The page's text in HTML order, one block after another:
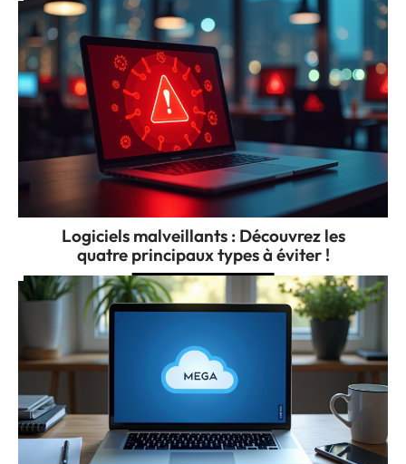
Logiciels malveillants : Découvrez les
quatre principaux types à éviter !